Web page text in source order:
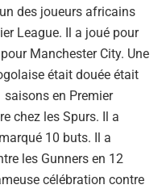
des joueurs africains
League. Il a joué pour
Manchester City. Une
était douée était
en Premier
chez les Spurs. Il a
10 buts. Il a
les Gunners en 12
célébration contre